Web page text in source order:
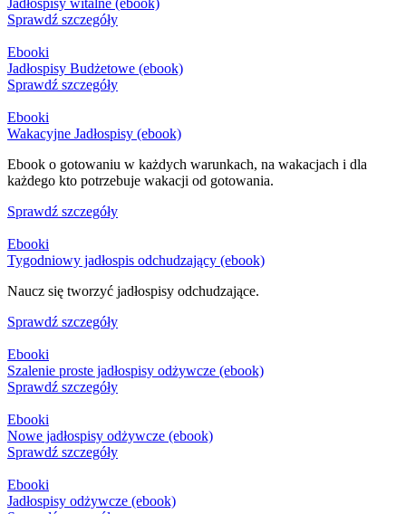
Sprawdź szczegóły
Ebooki
Jadłospisy Budżetowe (ebook)
Sprawdź szczegóły
Ebooki
Wakacyjne Jadłospisy (ebook)
Ebook o gotowaniu w każdych warunkach, na wakacjach i dla
każdego kto potrzebuje wakacji od gotowania.
Sprawdź szczegóły
Ebooki
Tygodniowy jadłospis odchudzający (ebook)
Naucz się tworzyć jadłospisy odchudzające.
Sprawdź szczegóły
Ebooki
Szalenie proste jadłospisy odżywcze (ebook)
Sprawdź szczegóły
Ebooki
Nowe jadłospisy odżywcze (ebook)
Sprawdź szczegóły
Ebooki
Jadłospisy odżywcze (ebook)